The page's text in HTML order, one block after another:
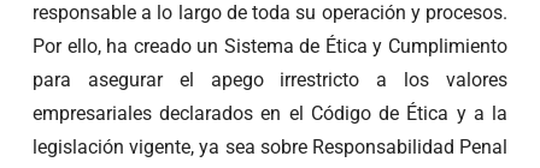
responsable a lo largo de toda su operación y procesos.
Por ello, ha creado un Sistema de Ética y Cumplimiento
para asegurar el apego irrestricto a los valores
empresariales declarados en el Código de Ética y a la
legislación vigente, ya sea sobre Responsabilidad Penal